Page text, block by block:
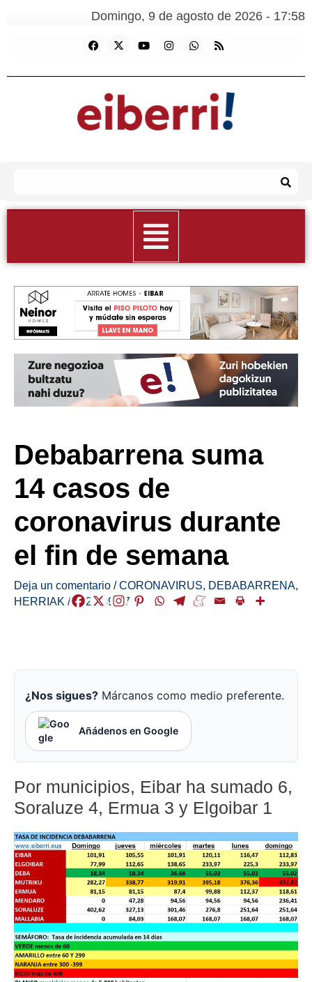
Domingo, 9 de agosto de 2026 - 17:58
Debabarrena suma
14 casos de
coronavirus durante
el fin de semana
Deja un comentario /CORONAVIRUS, DEBABARRENA,
HERRIAK /2021-09-27
¿Nos sigues? Márcanos como medio preferente.
Añádenos en Google
Por municipios, Eibar ha sumado 6,
Soraluze 4, Ermua 3 y Elgoibar 1